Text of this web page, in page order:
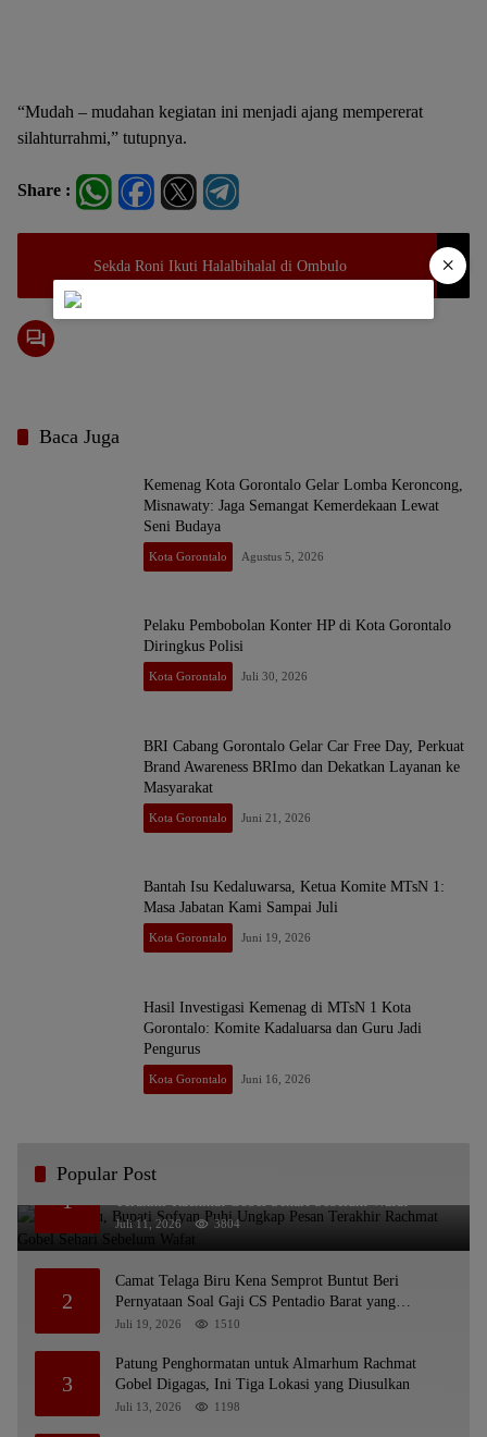
“Mudah – mudahan kegiatan ini menjadi ajang mempererat
silahturrahmi,” tutupnya.
Share :
Sekda Roni Ikuti Halalbihalal di Ombulo
Baca Juga
Kemenag Kota Gorontalo Gelar Lomba Keroncong,
Misnawaty: Jaga Semangat Kemerdekaan Lewat
Seni Budaya
Kota Gorontalo Agustus 5, 2026
Pelaku Pembobolan Konter HP di Kota Gorontalo
Diringkus Polisi
Kota Gorontalo Juli 30, 2026
BRI Cabang Gorontalo Gelar Car Free Day, Perkuat
Brand Awareness BRImo dan Dekatkan Layanan ke
Masyarakat
Kota Gorontalo Juni 21, 2026
Bantah Isu Kedaluwarsa, Ketua Komite MTsN 1:
Masa Jabatan Kami Sampai Juli
Kota Gorontalo Juni 19, 2026
Hasil Investigasi Kemenag di MTsN 1 Kota
Gorontalo: Komite Kadaluarsa dan Guru Jadi
Pengurus
Kota Gorontalo Juni 16, 2026
Popular Post
1
Bikin Haru, Bupati Sofyan Puhi Ungkap Pesan
Terakhir Rachmat Gobel Sehari Sebelum Wafat
Juli 11, 2026 3804
2
Camat Telaga Biru Kena Semprot Buntut Beri
Pernyataan Soal Gaji CS Pentadio Barat yang
Nunggak
Juli 19, 2026 1510
3
Patung Penghormatan untuk Almarhum Rachmat
Gobel Digagas, Ini Tiga Lokasi yang Diusulkan
Juli 13, 2026 1198
×